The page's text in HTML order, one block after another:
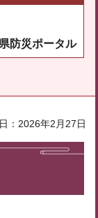
防災ポータル
：2026年2月27日